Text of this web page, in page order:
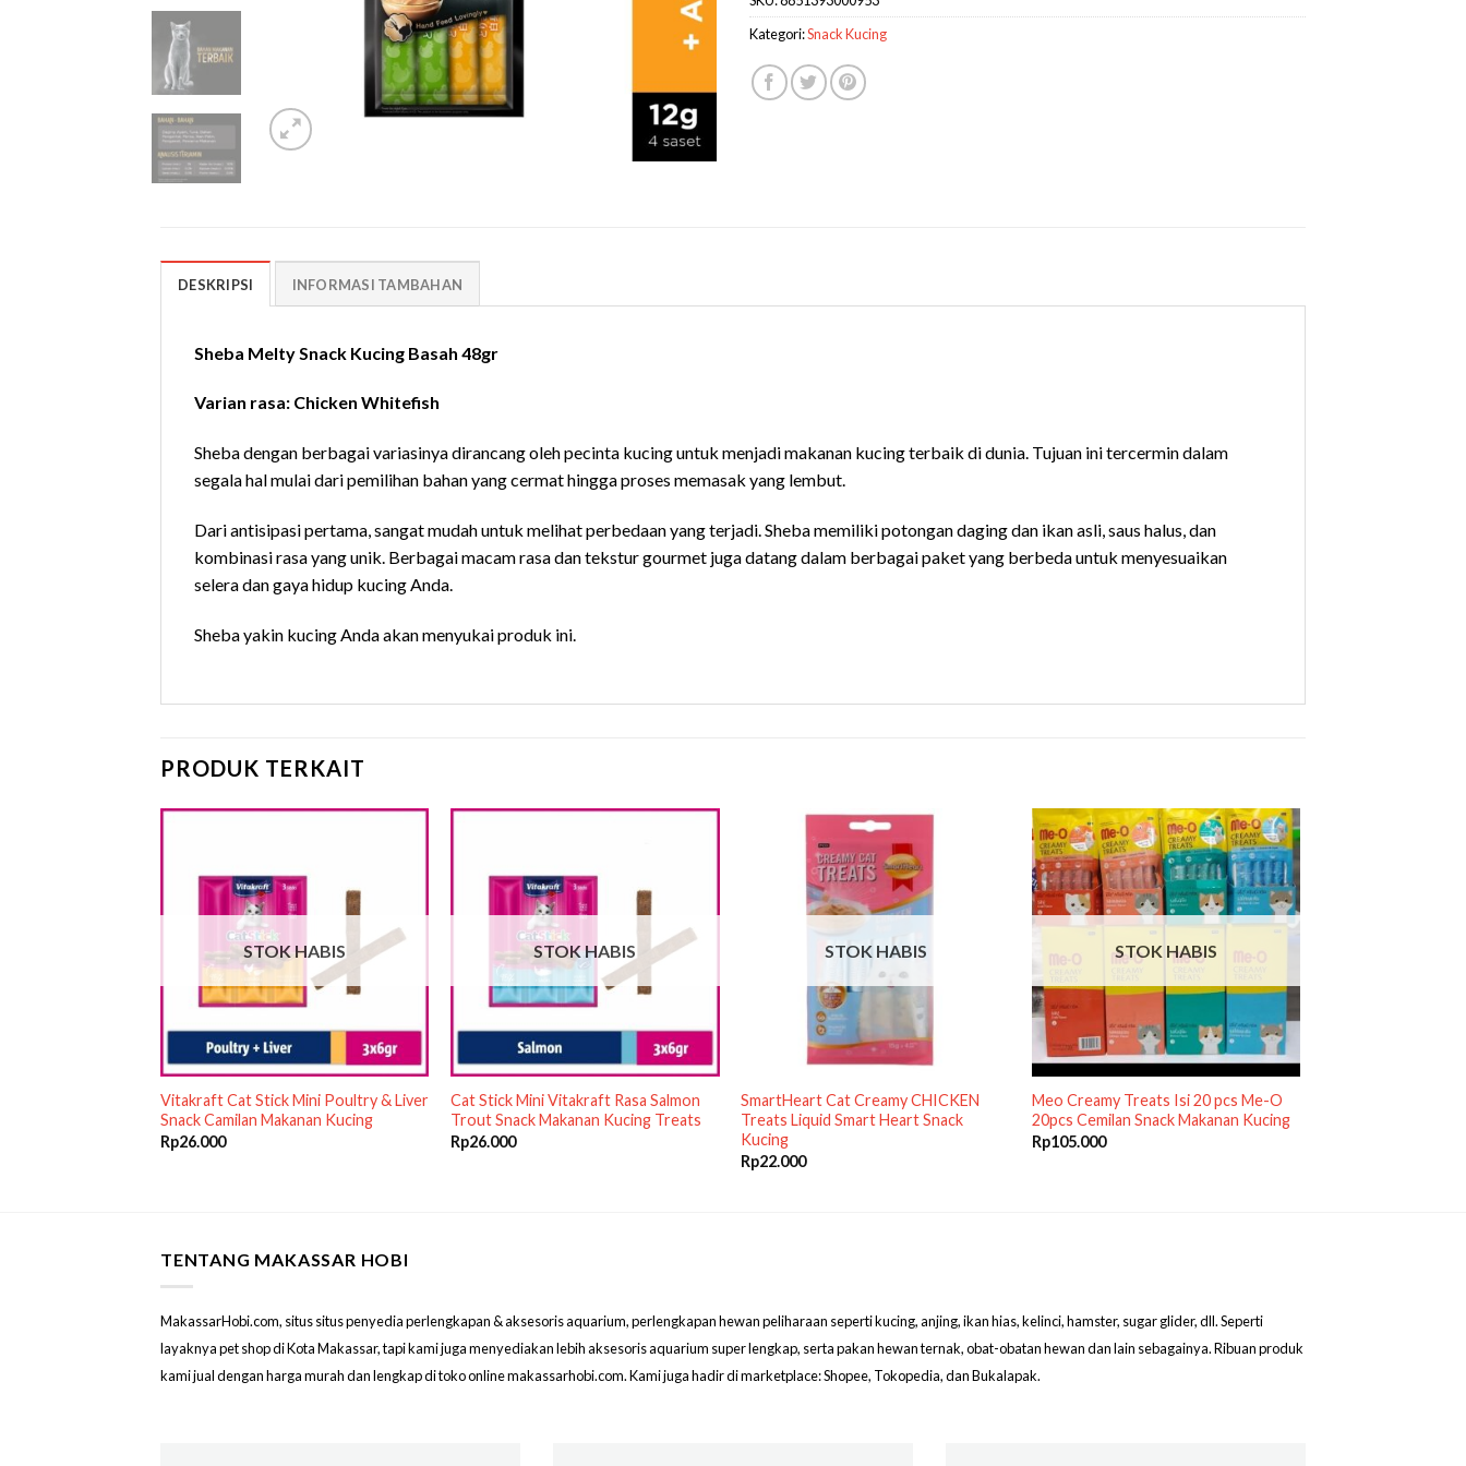
Kategori:Snack Kucing
DESKRIPSI INFORMASI TAMBAHAN
Sheba Melty Snack Kucing Basah 48gr
Varian rasa: Chicken Whitefish
Sheba dengan berbagai variasinya dirancang oleh pecinta kucing untuk menjadi makanan kucing terbaik di dunia. Tujuan ini tercermin dalam
segala hal mulai dari pemilihan bahan yang cermat hingga proses memasak yang lembut.
Dari antisipasi pertama, sangat mudah untuk melihat perbedaan yang terjadi. Sheba memiliki potongan daging dan ikan asli, saus halus, dan
kombinasi rasa yang unik. Berbagai macam rasa dan tekstur gourmet juga datang dalam berbagai paket yang berbeda untuk menyesuaikan
selera dan gaya hidup kucing Anda.
Sheba yakin kucing Anda akan menyukai produk ini.
PRODUK TERKAIT
STOK HABIS
Vitakraft Cat Stick Mini Poultry & Liver
Snack Camilan Makanan Kucing
Rp26.000
STOK HABIS
Cat Stick Mini Vitakraft Rasa Salmon
Trout Snack Makanan Kucing Treats
Rp26.000
STOK HABIS
SmartHeart Cat Creamy CHICKEN
Treats Liquid Smart Heart Snack
Kucing
Rp22.000
STOK HABIS
Meo Creamy Treats Isi 20 pcs Me-O
20pcs Cemilan Snack Makanan Kucing
Rp105.000
TENTANG MAKASSAR HOBI
MakassarHobi.com, situs situs penyedia perlengkapan & aksesoris aquarium, perlengkapan hewan peliharaan seperti kucing, anjing, ikan hias, kelinci, hamster, sugar glider, dll. Seperti
layaknya pet shop di Kota Makassar, tapi kami juga menyediakan lebih aksesoris aquarium super lengkap, serta pakan hewan ternak, obat-obatan hewan dan lain sebagainya. Ribuan produk
kami jual dengan harga murah dan lengkap di toko online makassarhobi.com. Kami juga hadir di marketplace: Shopee, Tokopedia, dan Bukalapak.